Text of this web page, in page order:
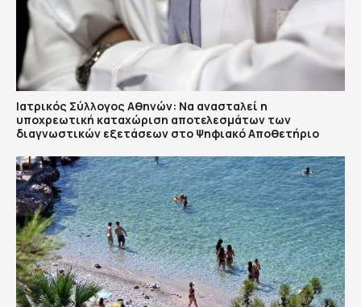
Ιατρικός Σύλλογος Αθηνών: Να ανασταλεί η
υποχρεωτική καταχώριση αποτελεσμάτων των
διαγνωστικών εξετάσεων στο Ψηφιακό Αποθετήριο